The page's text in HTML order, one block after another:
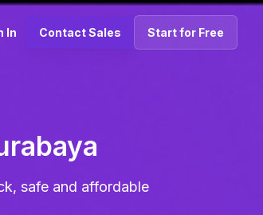
In Contact Sales Start for Free
safe and affordable